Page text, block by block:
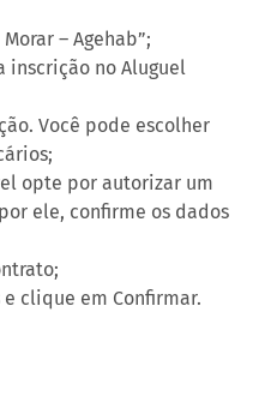
– Agehab”;
inscrição no Aluguel
Você pode escolher
ele, confirme os dados
clique em Confirmar.